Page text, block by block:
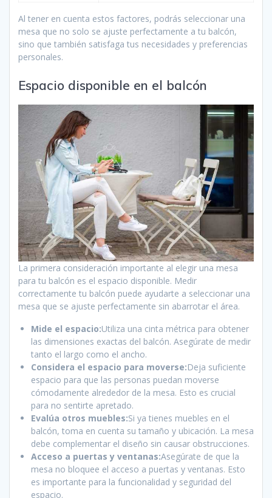
Al tener en cuenta estos factores, podrás seleccionar una
mesa que no solo se ajuste perfectamente a tu balcón,
sino que también satisfaga tus necesidades y preferencias
personales.
Espacio disponible en el balcón
La primera consideración importante al elegir una mesa
para tu balcón es el espacio disponible. Medir
correctamente tu balcón puede ayudarte a seleccionar una
mesa que se ajuste perfectamente sin abarrotar el área.
Mide el espacio:Utiliza una cinta métrica para obtener
las dimensiones exactas del balcón. Asegúrate de medir
tanto el largo como el ancho.
Considera el espacio para moverse:Deja suficiente
espacio para que las personas puedan moverse
cómodamente alrededor de la mesa. Esto es crucial
para no sentirte apretado.
Evalúa otros muebles:Si ya tienes muebles en el
balcón, toma en cuenta su tamaño y ubicación. La mesa
debe complementar el diseño sin causar obstrucciones.
Acceso a puertas y ventanas:Asegúrate de que la
mesa no bloquee el acceso a puertas y ventanas. Esto
es importante para la funcionalidad y seguridad del
espacio.